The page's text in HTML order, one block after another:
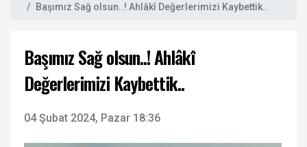
Başımız Sağ olsun..! Ahlâkî Değerlerimizi Kaybettik..
Başımız Sağ olsun..! Ahlâkî
Değerlerimizi Kaybettik..
04 Şubat 2024, Pazar 18:36